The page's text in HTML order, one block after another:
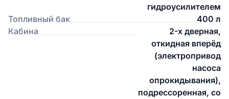
гидроусилителем
Топливный бак
400 л
Кабина
2-х дверная,
откидная вперёд
(электропривод
насоса
опрокидывания),
подрессоренная, со